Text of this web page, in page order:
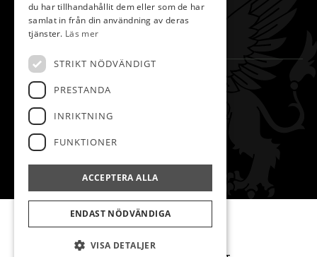
Spela Golf
Administration
du har tillhandahållit dem eller som de har
samlat in från din användning av deras
tjänster. Läs mer
STRIKT NÖDVÄNDIGT
PRESTANDA
INRIKTNING
FUNKTIONER
ACCEPTERA ALLA
ENDAST NÖDVÄNDIGA
VISA DETALJER